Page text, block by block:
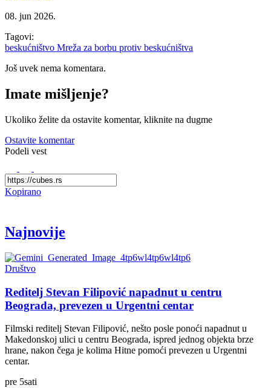
08. jun 2026.
Tagovi:
beskućništvo Mreža za borbu protiv beskućništva
Još uvek nema komentara.
Imate mišljenje?
Ukoliko želite da ostavite komentar, kliknite na dugme
Ostavite komentar
Podeli vest
Kopirano
Najnovije
Društvo
Reditelj Stevan Filipović napadnut u centru
Beograda, prevezen u Urgentni centar
Filmski reditelj Stevan Filipović, nešto posle ponoći napadnut u
Makedonskoj ulici u centru Beograda, ispred jednog objekta brze
hrane, nakon čega je kolima Hitne pomoći prevezen u Urgentni
centar.
pre 5sati